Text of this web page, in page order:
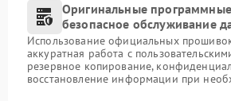
Оригинальные
безопасное обслуживание
Использование официальных
аккуратная работа с
резервное копирование,
восстановление информации при